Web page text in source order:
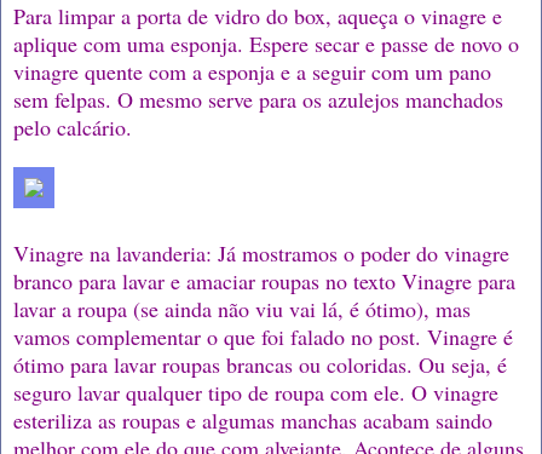
Para limpar a porta de vidro do box, aqueça o vinagre e
aplique com uma esponja. Espere secar e passe de novo o
vinagre quente com a esponja e a seguir com um pano
sem felpas. O mesmo serve para os azulejos manchados
pelo calcário.
Vinagre na lavanderia: Já mostramos o poder do vinagre
branco para lavar e amaciar roupas no texto Vinagre para
lavar a roupa (se ainda não viu vai lá, é ótimo), mas
vamos complementar o que foi falado no post. Vinagre é
ótimo para lavar roupas brancas ou coloridas. Ou seja, é
seguro lavar qualquer tipo de roupa com ele. O vinagre
esteriliza as roupas e algumas manchas acabam saindo